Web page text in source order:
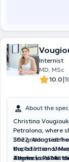
Internist
MD, MSc
10.0|
About the
Christina
Petralona, where
2022. Alongside
the 1st Internal
Athens(as a
She graduated
Kapodistrian
degree inPublic
The focus of her